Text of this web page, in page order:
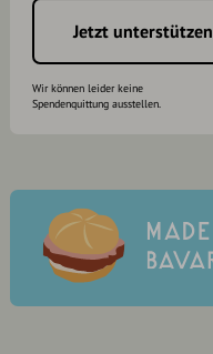
Jetzt unterstützen
Wir können leider keine
Spendenquittung ausstellen.